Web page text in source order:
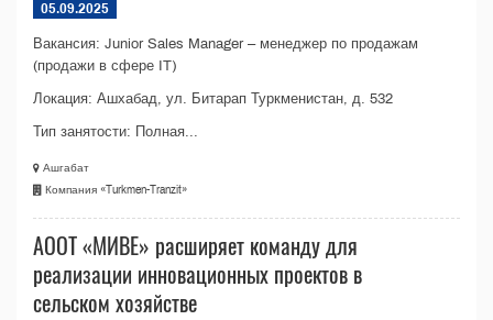
05.09.2025
Вакансия: Junior Sales Manager – менеджер по продажам
(продажи в сфере IT)
Локация: Ашхабад, ул. Битарап Туркменистан, д. 532
Тип занятости: Полная...
Ашгабат
Компания «Turkmen-Tranzit»
АООТ «МИВЕ» расширяет команду для
реализации инновационных проектов в
сельском хозяйстве